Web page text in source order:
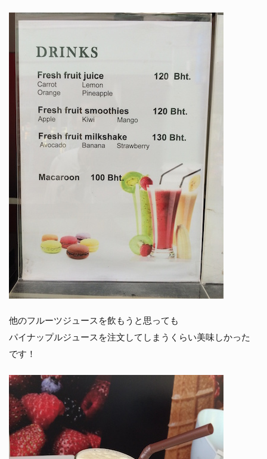
他のフルーツジュースを飲もうと思っても
パイナップルジュースを注文してしまうくらい美味しかった
です！